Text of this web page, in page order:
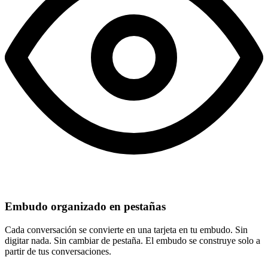
Embudo organizado en pestañas
Cada conversación se convierte en una tarjeta en tu embudo. Sin
digitar nada. Sin cambiar de pestaña. El embudo se construye solo a
partir de tus conversaciones.